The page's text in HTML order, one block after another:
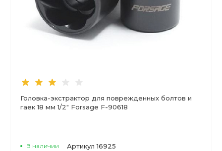
Головка-экстрактор для поврежденных болтов и
гаек 18 мм 1/2" Forsage F-90618
В наличии Артикул 16925